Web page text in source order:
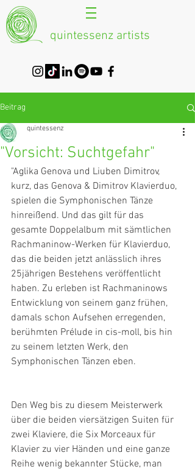
quintessenz artists
Beitrag
"Vorsicht: Suchtgefahr"
quintessenz
"Aglika Genova und Liuben Dimitrov,
kurz, das Genova & Dimitrov Klavierduo,
spielen die Symphonischen Tänze
hinreißend. Und das gilt für das
gesamte Doppelalbum mit sämtlichen
Rachmaninow-Werken für Klavierduo,
das die beiden jetzt anlässlich ihres
25jährigen Bestehens veröffentlicht
haben. Zu erleben ist Rachmaninows
Entwicklung von seinem ganz frühen,
damals schon Aufsehen erregenden,
berühmten Prélude in cis-moll, bis hin
zu seinem letzten Werk, den
Symphonischen Tänzen eben.
Den Weg bis zu diesem Meisterwerk
über die beiden viersätzigen Suiten für
zwei Klaviere, die Six Morceaux für
Klavier zu vier Händen und eine ganze
Reihe wenig bekannter Stücke, man